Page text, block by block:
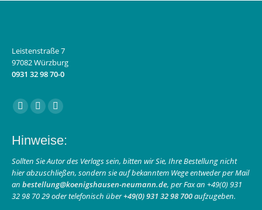
Leistenstraße 7
97082 Würzburg
0931 32 98 70-0
Finden Sie uns auf:
Facebook
opens
in
new
window
Instagram
opens
in
new
window
E-
page
opens
in
new
window
Hinweise:
Sollten Sie Autor des Verlags sein, bitten wir Sie, Ihre Bestellung nicht
hier abzuschließen, sondern sie auf bekanntem Wege entweder per Mail
an bestellung@koenigshausen-neumann.de, per Fax an +49(0) 931
32 98 70 29 oder telefonisch über+49(0) 931 32 98 700aufzugeben.